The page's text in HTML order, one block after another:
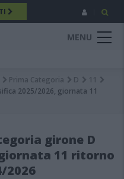
MENU
Prima Categoria D
11
2025/2026, giornata 11
girone D
11 ritorno
2026